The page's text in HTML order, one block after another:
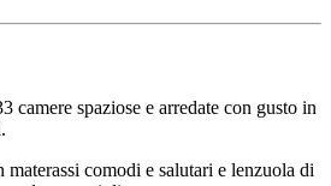
camere spaziose e arredate con gusto in
comodi e salutari e lenzuola di